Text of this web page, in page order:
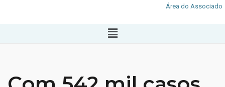
Área do Associado